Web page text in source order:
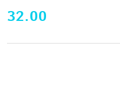
cena:
32.00